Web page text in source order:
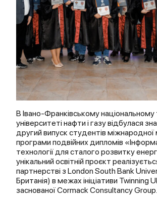
В Івано-Франківському національному
університеті нафти і газу відбулася
другий випуск студентів міжнародної
програми подвійних дипломів
технології для сталого розвитку
унікальний освітній проєкт
партнерстві з London South Bank
Британія) в межах ініціативи Twinning
заснованої Cormack Consultancy Group.